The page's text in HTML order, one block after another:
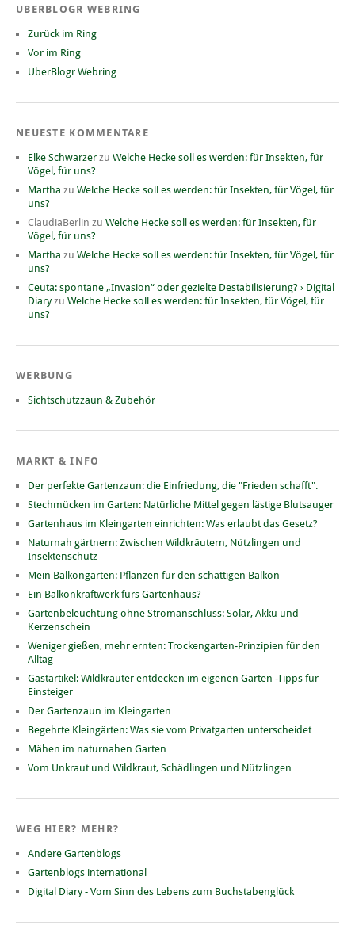
UBERBLOGR WEBRING
Zurück im Ring
Vor im Ring
UberBlogr Webring
NEUESTE KOMMENTARE
Elke Schwarzer zu Welche Hecke soll es werden: für Insekten, für
Vögel, für uns?
Martha zu Welche Hecke soll es werden: für Insekten, für Vögel, für
uns?
ClaudiaBerlin zu Welche Hecke soll es werden: für Insekten, für
Vögel, für uns?
Martha zu Welche Hecke soll es werden: für Insekten, für Vögel, für
uns?
Ceuta: spontane „Invasion“ oder gezielte Destabilisierung? › Digital
Diaryzu Welche Hecke soll es werden: für Insekten, für Vögel, für
uns?
WERBUNG
Sichtschutzzaun & Zubehör
MARKT & INFO
Der perfekte Gartenzaun: die Einfriedung, die "Frieden schafft".
Stechmücken im Garten: Natürliche Mittel gegen lästige Blutsauger
Gartenhaus im Kleingarten einrichten: Was erlaubt das Gesetz?
Naturnah gärtnern: Zwischen Wildkräutern, Nützlingen und
Insektenschutz
Mein Balkongarten: Pflanzen für den schattigen Balkon
Ein Balkonkraftwerk fürs Gartenhaus?
Gartenbeleuchtung ohne Stromanschluss: Solar, Akku und
Kerzenschein
Weniger gießen, mehr ernten: Trockengarten-Prinzipien für den
Alltag
Gastartikel: Wildkräuter entdecken im eigenen Garten -Tipps für
Einsteiger
Der Gartenzaun im Kleingarten
Begehrte Kleingärten: Was sie vom Privatgarten unterscheidet
Mähen im naturnahen Garten
Vom Unkraut und Wildkraut, Schädlingen und Nützlingen
WEG HIER? MEHR?
Andere Gartenblogs
Gartenblogs international
Digital Diary - Vom Sinn des Lebens zum Buchstabenglück